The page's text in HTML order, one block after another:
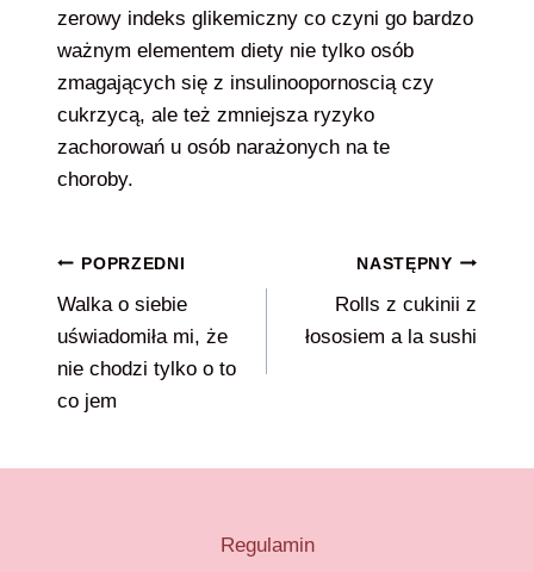
zerowy indeks glikemiczny co czyni go bardzo
ważnym elementem diety nie tylko osób
zmagających się z insulinoopornoscią czy
cukrzycą, ale też zmniejsza ryzyko
zachorowań u osób narażonych na te
choroby.
Nawigacja
wpisu
POPRZEDNI
Walka o siebie
uświadomiła mi, że
nie chodzi tylko o to
co jem
NASTĘPNY
Rolls z cukinii z
łososiem a la sushi
Regulamin